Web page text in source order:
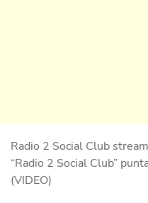
Radio 2 Social Club
“Radio 2 Social Club”
(VIDEO)